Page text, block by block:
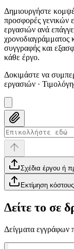
Δημιουργήστε
προσφορές γενικών
εργασιών ανά
χρονοδιαγράμματος
συγγραφής και
κάθε έργο.
Δοκιμάστε να
εργασιών ·
Σχέδια έργου ή
Εκτίμηση
Δείτε το σε
Δείγματα εγγράφων